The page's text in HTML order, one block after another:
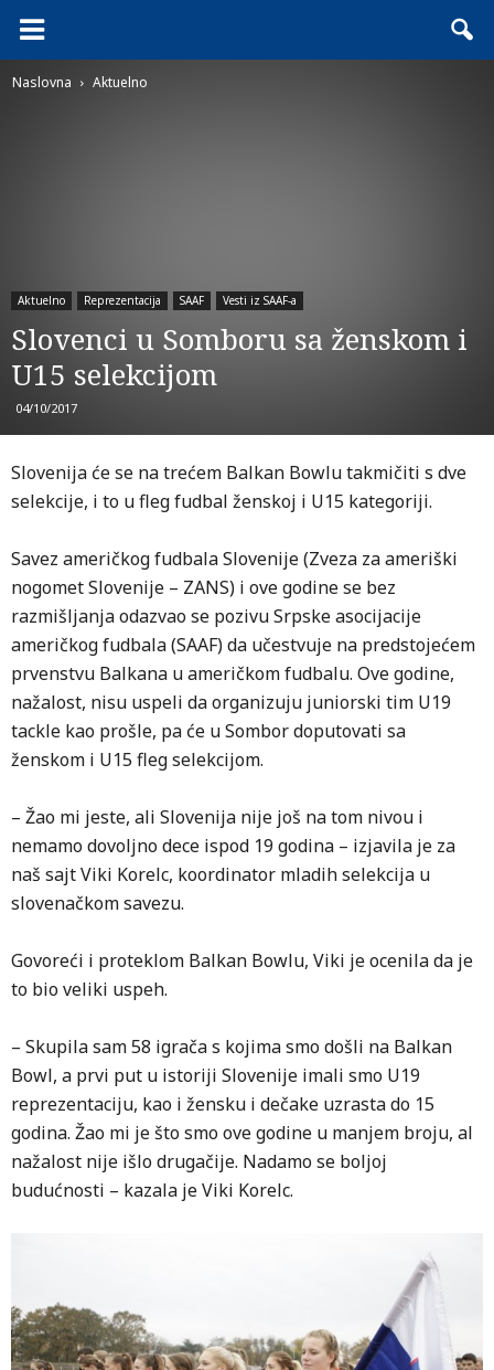
Naslovna Aktuelno
Aktuelno Reprezentacija SAAF Vesti iz SAAF-a
Slovenci u Somboru sa ženskom i
U15 selekcijom
04/10/2017
Slovenija će se na trećem Balkan Bowlu takmičiti s dve
selekcije, i to u fleg fudbal ženskoj i U15 kategoriji.
Savez američkog fudbala Slovenije (Zveza za ameriški
nogomet Slovenije – ZANS) i ove godine se bez
razmišljanja odazvao se pozivu Srpske asocijacije
američkog fudbala (SAAF) da učestvuje na predstojećem
prvenstvu Balkana u američkom fudbalu. Ove godine,
nažalost, nisu uspeli da organizuju juniorski tim U19
tackle kao prošle, pa će u Sombor doputovati sa
ženskom i U15 fleg selekcijom.
– Žao mi jeste, ali Slovenija nije još na tom nivou i
nemamo dovoljno dece ispod 19 godina – izjavila je za
naš sajt Viki Korelc, koordinator mladih selekcija u
slovenačkom savezu.
Govoreći i proteklom Balkan Bowlu, Viki je ocenila da je
to bio veliki uspeh.
– Skupila sam 58 igrača s kojima smo došli na Balkan
Bowl, a prvi put u istoriji Slovenije imali smo U19
reprezentaciju, kao i žensku i dečake uzrasta do 15
godina. Žao mi je što smo ove godine u manjem broju, al
nažalost nije išlo drugačije. Nadamo se boljoj
budućnosti – kazala je Viki Korelc.